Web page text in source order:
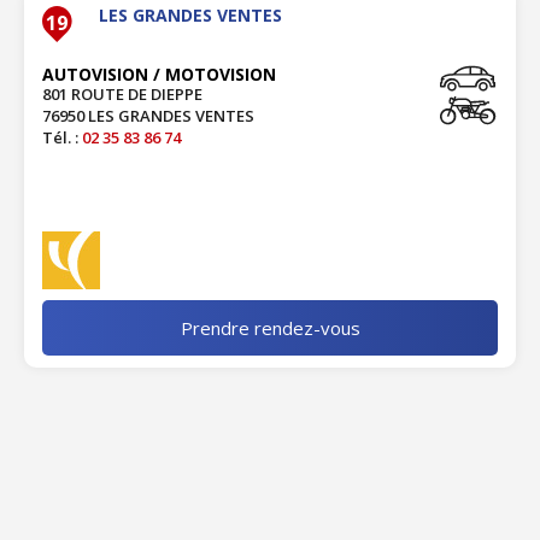
19 LES GRANDES VENTES
AUTOVISION / MOTOVISION
801 ROUTE DE DIEPPE
76950 LES GRANDES VENTES
Tél. : 02 35 83 86 74
Prendre rendez-vous